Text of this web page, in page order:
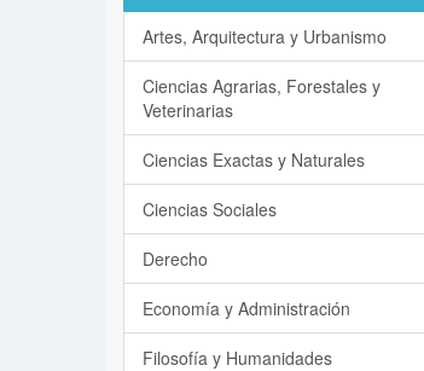
Artes, Arquitectura y Urbanismo
Ciencias Agrarias, Forestales y
Veterinarias
Ciencias Exactas y Naturales
Ciencias Sociales
Derecho
Economía y Administración
Filosofía y Humanidades